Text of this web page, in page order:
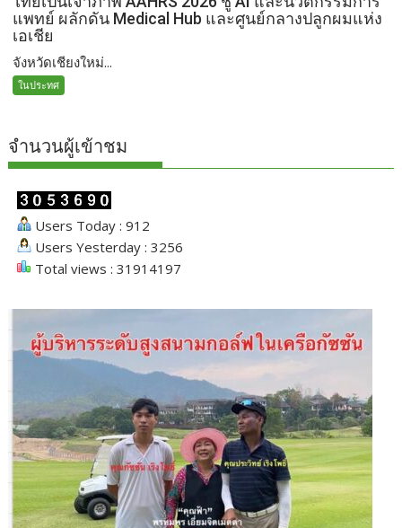
แพทย์ ผลักดัน Medical Hub และศูนย์กลางปลูกผมแห่ง
เอเชีย
จังหวัดเชียงใหม่...
ในประทศ
จำนวนผู้เข้าชม
Users Today : 912
Users Yesterday : 3256
Total views : 31914197